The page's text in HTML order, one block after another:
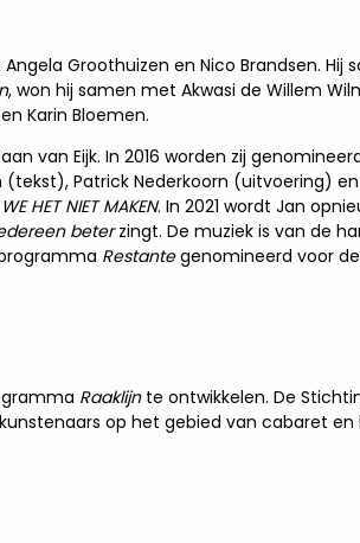
Groothuizen en Nico Brandsen. Hij
, won hij samen met Akwasi de Willem
Karin Bloemen.
van Eijk. In 2016 worden zij
Patrick Nederkoorn (uitvoering)
HET NIET MAKEN. In 2021 wordt Jan
beterzingt. De muziek is van de
Restantegenomineerd voor de
Raaklijn te ontwikkelen. De
op het gebied van cabaret en